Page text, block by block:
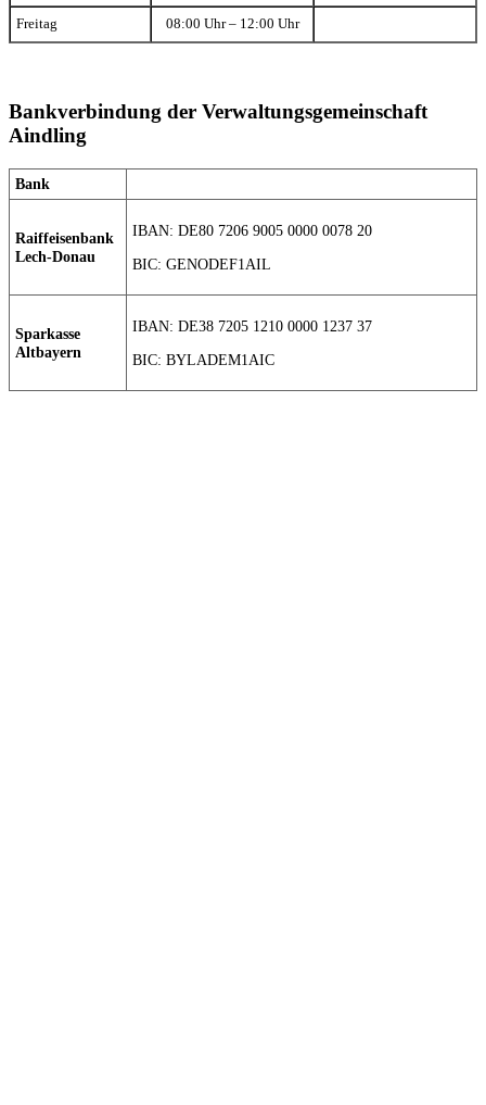
Freitag 08:00 Uhr – 12:00 Uhr
Bankverbindung der Verwaltungsgemeinschaft
Aindling
Bank
Raiffeisenbank
Lech-Donau
IBAN: DE80 7206 9005 0000 0078 20
BIC: GENODEF1AIL
Sparkasse
Altbayern
IBAN: DE38 7205 1210 0000 1237 37
BIC: BYLADEM1AIC